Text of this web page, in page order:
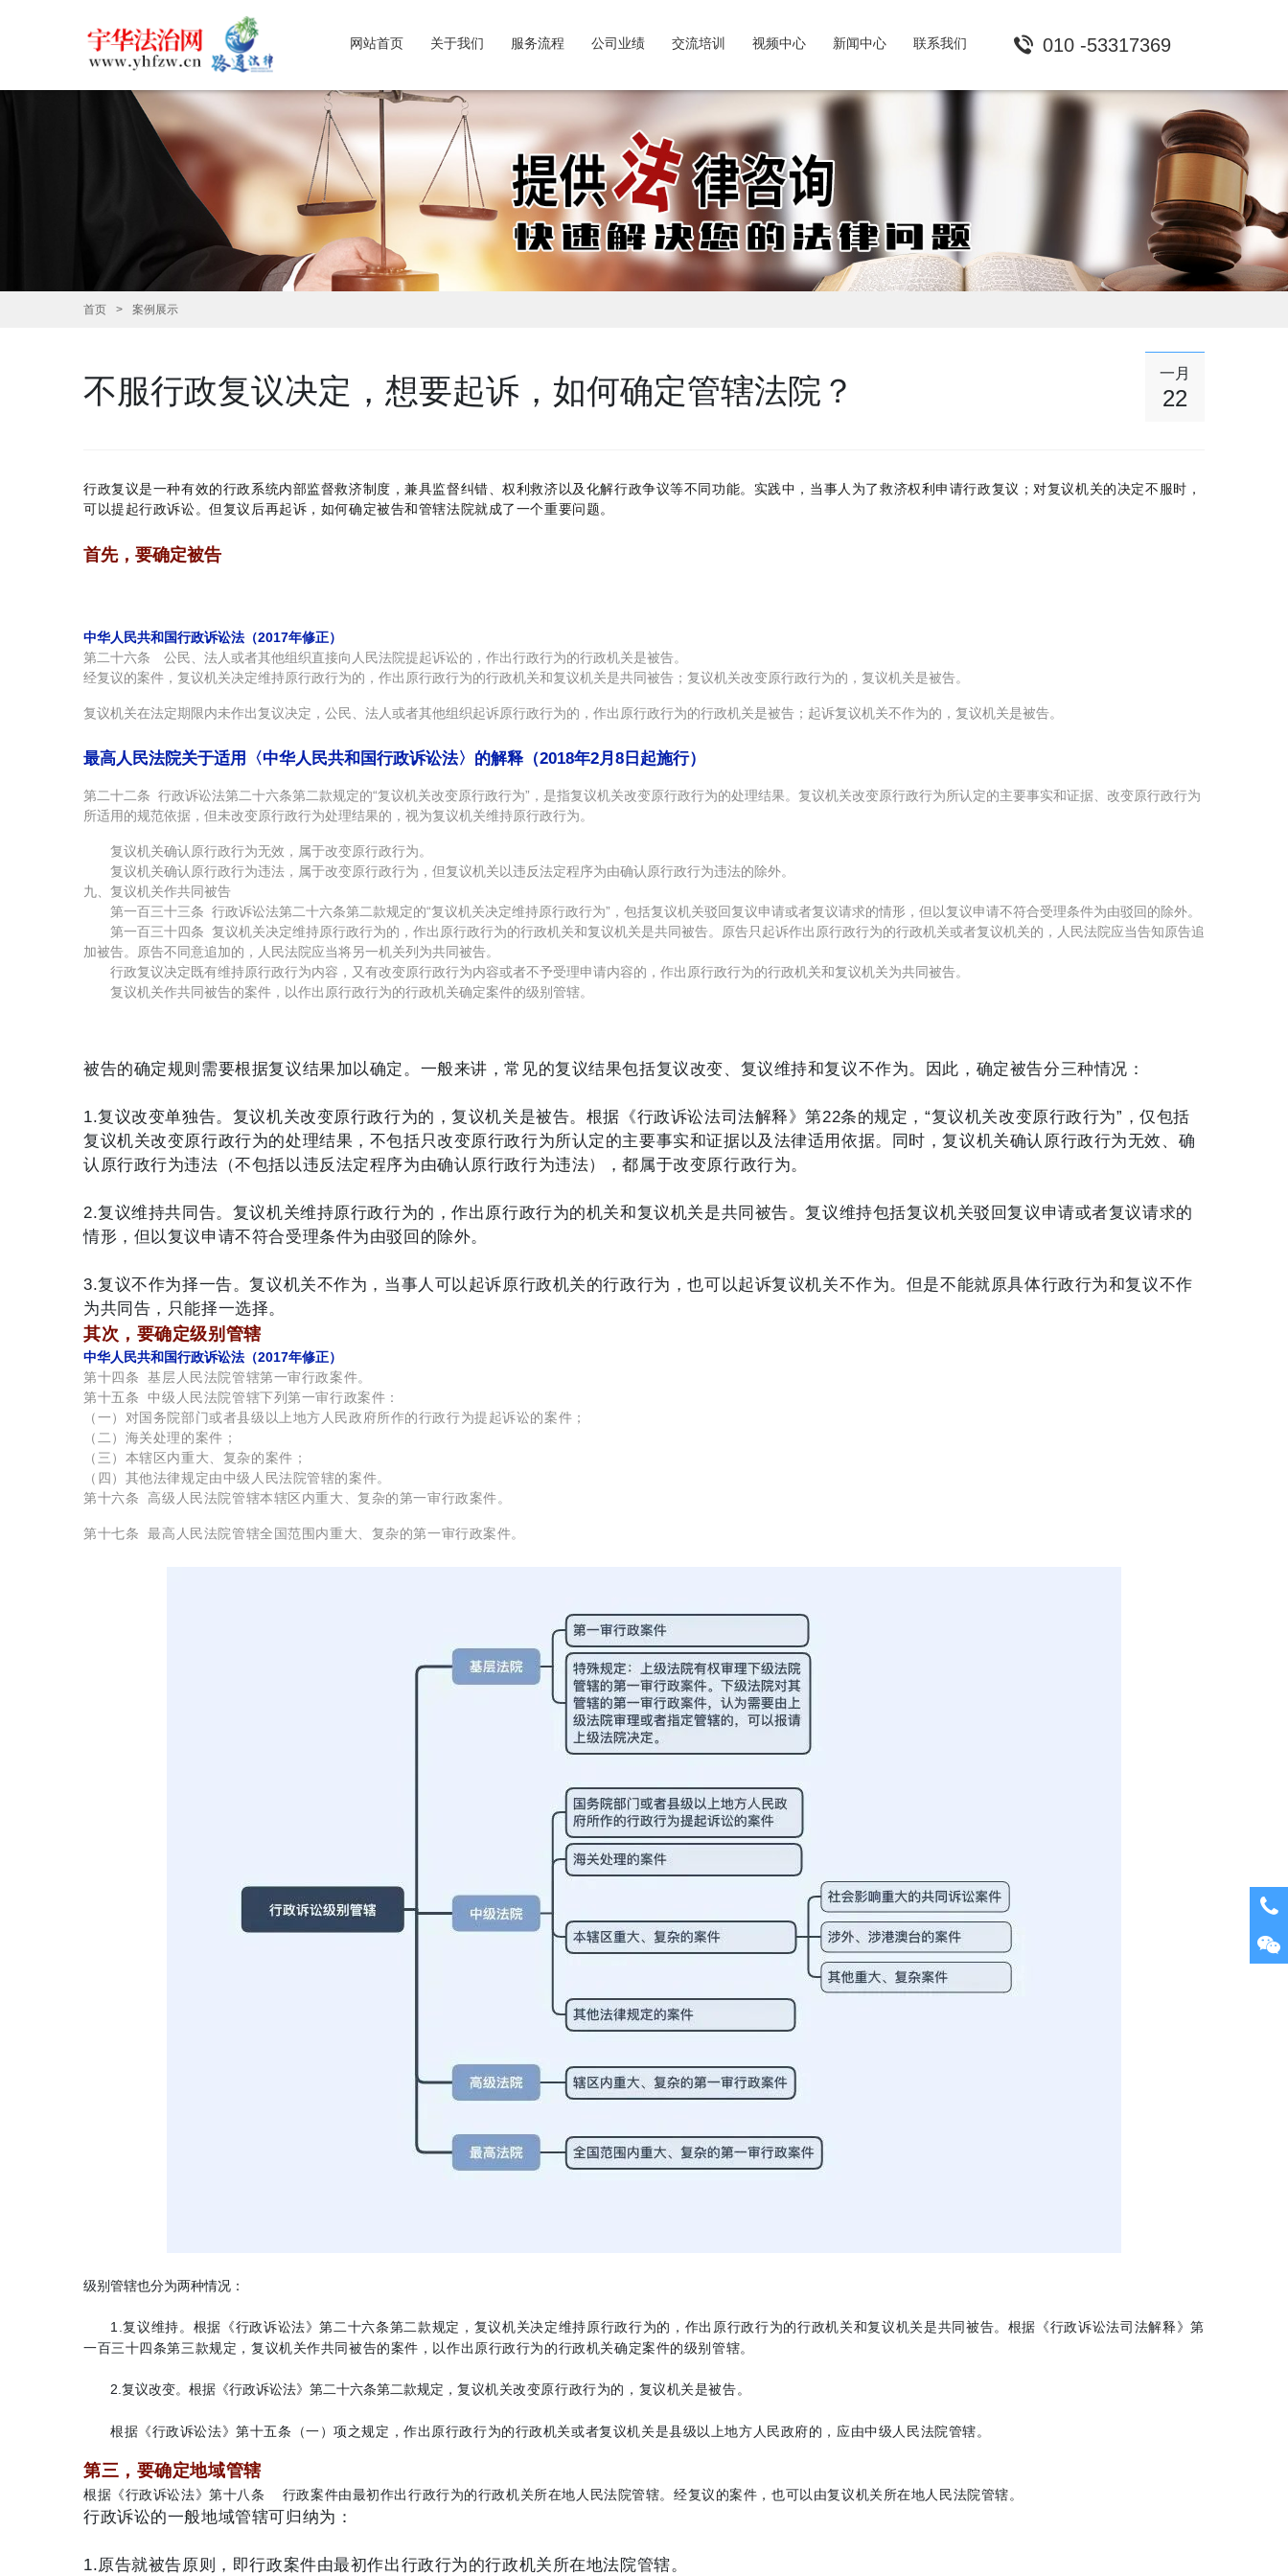
网站首页 关于我们 服务流程 公司业绩 交流培训 视频中心 新闻中心 联系我们 010 -53317369
首页 案例展示
不服行政复议决定，想要起诉，如何确定管辖法院？ 一月
22
行政复议是一种有效的行政系统内部监督救济制度，兼具监督纠错、权利救济以及化解行政争议等不同功能。 实践中，当事人为了救济权利申请行政复议； 对复议机关的决定不服时，
可以提起行政诉讼。但复议后再起诉，如何确定被告和管辖法院就成了一个重要问题。
首先，要确定被告
中华人民共和国行政诉讼法（2017年修正）
第二十六条 公民、法人或者其他组织直接向人民法院提起诉讼的，作出行政行为的行政机关是被告。
经复议的案件，复议机关决定维持原行政行为的，作出原行政行为的行政机关和复议机关是共同被告；复议机关改变原行政行为的，复议机关是被告。
复议机关在法定期限内未作出复议决定，公民、法人或者其他组织起诉原行政行为的，作出原行政行为的行政机关是被告；起诉复议机关不作为的，复议机关是被告。
最高人民法院关于适用〈中华人民共和国行政诉讼法〉的解释（2018年2月8日起施行）
第二十二条 行政诉讼法第二十六条第二款规定的“复议机关改变原行政行为”，是指复议机关改变原行政行为的处理结果。复议机关改变原行政行为所认定的主要事实和证据、改变原行政行为
所适用的规范依据，但未改变原行政行为处理结果的，视为复议机关维持原行政行为。
复议机关确认原行政行为无效，属于改变原行政行为。
复议机关确认原行政行为违法，属于改变原行政行为，但复议机关以违反法定程序为由确认原行政行为违法的除外。
九、复议机关作共同被告
第一百三十三条 行政诉讼法第二十六条第二款规定的“复议机关决定维持原行政行为”，包括复议机关驳回复议申请或者复议请求的情形，但以复议申请不符合受理条件为由驳回的除外。
第一百三十四条 复议机关决定维持原行政行为的，作出原行政行为的行政机关和复议机关是共同被告。原告只起诉作出原行政行为的行政机关或者复议机关的，人民法院应当告知原告追
加被告。原告不同意追加的，人民法院应当将另一机关列为共同被告。
行政复议决定既有维持原行政行为内容，又有改变原行政行为内容或者不予受理申请内容的，作出原行政行为的行政机关和复议机关为共同被告。
复议机关作共同被告的案件，以作出原行政行为的行政机关确定案件的级别管辖。
被告的确定规则需要根据复议结果加以确定。 一般来讲，常见的复议结果包括复议改变、复议维持和复议不作为。因此，确定被告分三种情况：
1.复议改变单独告。 复议机关改变原行政行为的，复议机关是被告。 根据《行政诉讼法司法解释》第22条的规定，“复议机关改变原行政行为”，仅包括
复议机关改变原行政行为的处理结果，不包括只改变原行政行为所认定的主要事实和证据以及法律适用依据。同时，复议机关确认原行政行为无效、确
认原行政行为违法（不包括以违反法定程序为由确认原行政行为违法），都属于改变原行政行为。
2.复议维持共同告。 复议机关维持原行政行为的，作出原行政行为的机关和复议机关是共同被告。复议维持包括复议机关驳回复议申请或者复议请求的
情形，但以复议申请不符合受理条件为由驳回的除外。
3.复议不作为择一告。复议机关不作为，当事人可以起诉原行政机关的行政行为，也可以起诉复议机关不作为。但是不能就原具体行政行为和复议不作
为共同告，只能择一选择。
其次，要确定级别管辖
中华人民共和国行政诉讼法（2017年修正）
第十四条 基层人民法院管辖第一审行政案件。
第十五条 中级人民法院管辖下列第一审行政案件：
（一）对国务院部门或者县级以上地方人民政府所作的行政行为提起诉讼的案件；
（二）海关处理的案件；
（三）本辖区内重大、复杂的案件；
（四）其他法律规定由中级人民法院管辖的案件。
第十六条 高级人民法院管辖本辖区内重大、复杂的第一审行政案件。
第十七条 最高人民法院管辖全国范围内重大、复杂的第一审行政案件。
级别管辖也分为两种情况：
1.复议维持。根据《行政诉讼法》第二十六条第二款规定， 复议机关决定维持原行政行为的，作出原行政行为的行政机关和复议机关是共同被告。根据《行政诉讼法司法解释》第
一百三十四条第三款规定， 复议机关作共同被告的案件，以作出原行政行为的行政机关确定案件的级别管辖。
2.复议改变。根据《行政诉讼法》第二十六条第二款规定， 复议机关改变原行政行为的，复议机关是被告。
根据《行政诉讼法》第十五条（一）项之规定，作出原行政行为的行政机关或者复议机关是县级以上地方人民政府的，应由中级人民法院管辖。
第三，要确定地域管辖
根据《行政诉讼法》第十八条 行政案件由最初作出行政行为的行政机关所在地人民法院管辖。经复议的案件，也可以由复议机关所在地人民法院管辖。
行政诉讼的一般地域管辖可归纳为：
1.原告就被告原则，即行政案件由最初作出行政行为的行政机关所在地法院管辖。